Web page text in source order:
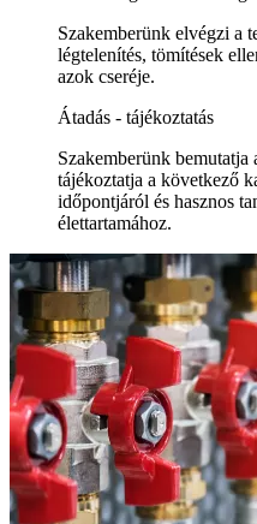
Szakemberünk elvégzi a
légtelenítés, tömítések
azok cseréje.
Átadás - tájékoztatás
Szakemberünk bemutatja
tájékoztatja a következő
időpontjáról és hasznos
élettartamához.